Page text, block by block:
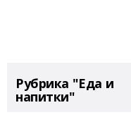
Рубрика "Еда и
напитки"